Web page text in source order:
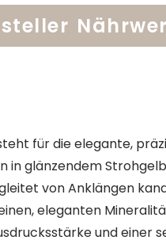
für die elegante,
in glänzendem
von Anklängen
eleganten
und einer